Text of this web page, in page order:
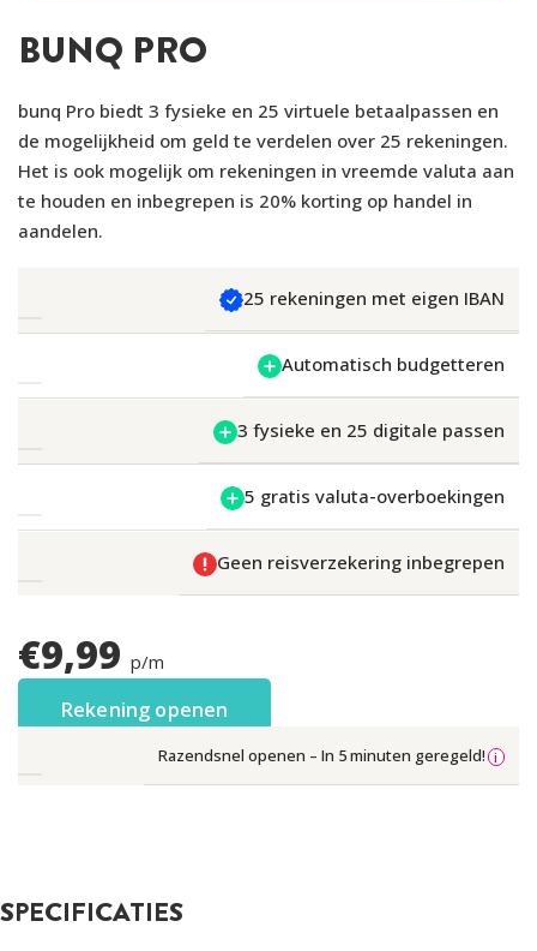
BUNQ PRO
bunq Pro biedt 3 fysieke en 25 virtuele betaalpassen en
de mogelijkheid om geld te verdelen over 25 rekeningen.
Het is ook mogelijk om rekeningen in vreemde valuta aan
te houden en inbegrepen is 20% korting op handel in
aandelen.
25 rekeningen met eigen IBAN
Automatisch budgetteren
3 fysieke en 25 digitale passen
5 gratis valuta-overboekingen
Geen reisverzekering inbegrepen
€9,99 p/m
Rekening openen
Razendsnel openen – In 5 minuten geregeld!
SPECIFICATIES